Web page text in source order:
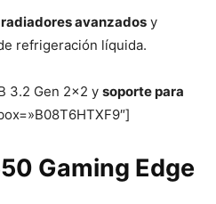
radiadores avanzados y
refrigeración líquida.
3.2 Gen 2×2 y soporte para
Gaming Edge